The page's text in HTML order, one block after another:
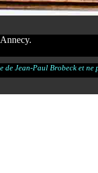
Annecy.
Jean-Paul Brobeck et